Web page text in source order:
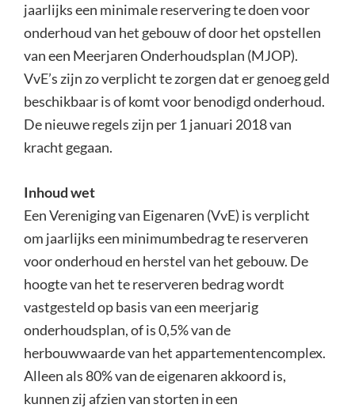
jaarlijks een minimale reservering te doen voor
onderhoud van het gebouw of door het opstellen
van een Meerjaren Onderhoudsplan (MJOP).
VvE’s zijn zo verplicht te zorgen dat er genoeg geld
beschikbaar is of komt voor benodigd onderhoud.
De nieuwe regels zijn per 1 januari 2018 van
kracht gegaan.
Inhoud wet
Een Vereniging van Eigenaren (VvE) is verplicht
om jaarlijks een minimumbedrag te reserveren
voor onderhoud en herstel van het gebouw. De
hoogte van het te reserveren bedrag wordt
vastgesteld op basis van een meerjarig
onderhoudsplan, of is 0,5% van de
herbouwwaarde van het appartementencomplex.
Alleen als 80% van de eigenaren akkoord is,
kunnen zij afzien van storten in een